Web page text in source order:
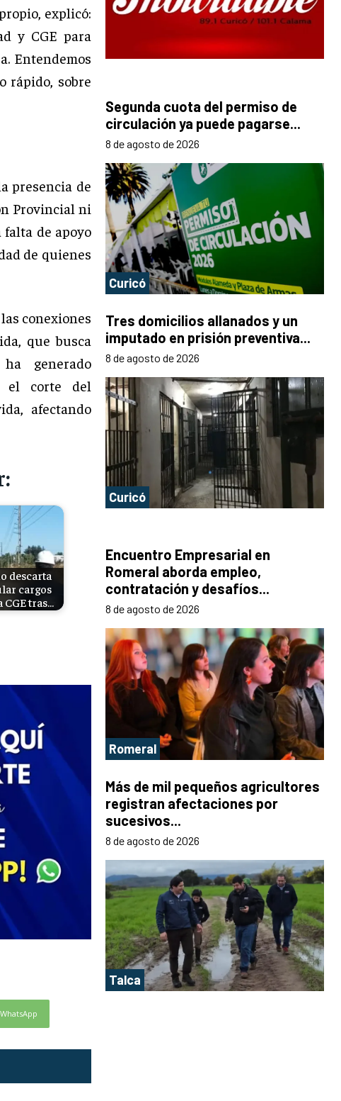
explicó:
y CGE para
Entendemos
rápido, sobre
presencia de
Provincial ni
de apoyo
de quienes
conexiones
que busca
generado
el corte del
afectando
descarta
cargos
CGE tras…
WhatsApp
Segunda cuota del permiso de
circulación ya puede pagarse...
8 de agosto de 2026
Curicó
Tres domicilios allanados y un
imputado en prisión preventiva...
8 de agosto de 2026
Curicó
Encuentro Empresarial en
Romeral aborda empleo,
contratación y desafíos...
8 de agosto de 2026
Romeral
Más de mil pequeños agricultores
registran afectaciones por
sucesivos...
8 de agosto de 2026
Talca